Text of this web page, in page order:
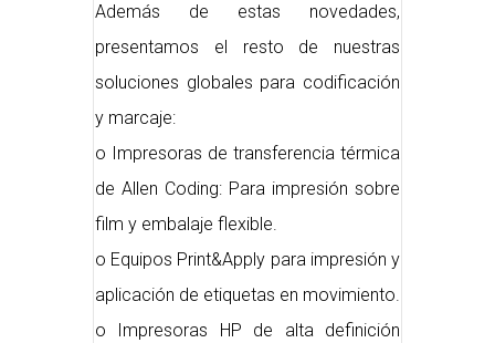
Además de estas novedades,
presentamos el resto de nuestras
soluciones globales para codificación
y marcaje:
o Impresoras de transferencia térmica
de Allen Coding: Para impresión sobre
film y embalaje flexible.
o Equipos Print&Apply para impresión y
aplicación de etiquetas en movimiento.
o Impresoras HP de alta definición